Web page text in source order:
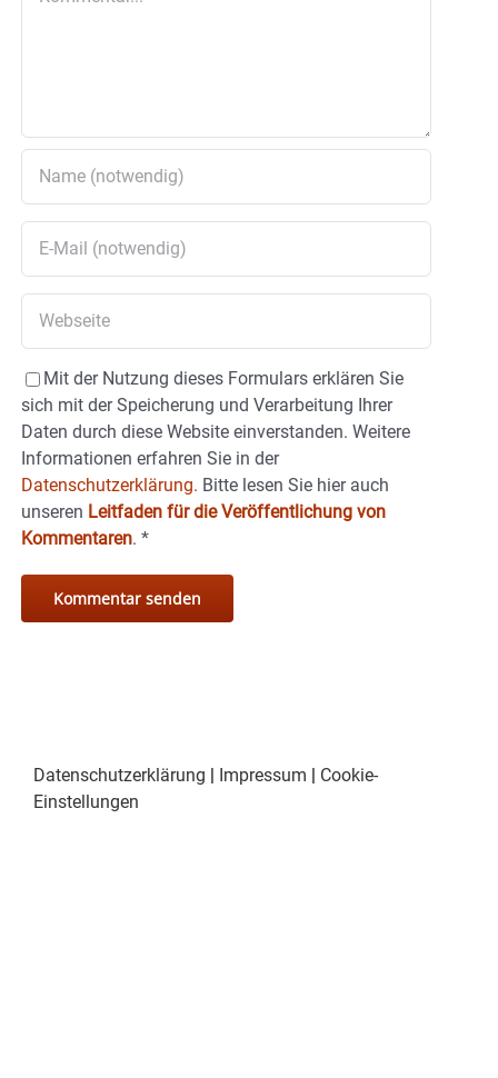
Mit der Nutzung dieses Formulars erklären Sie
sich mit der Speicherung und Verarbeitung Ihrer
Daten durch diese Website einverstanden. Weitere
Informationen erfahren Sie in der
Datenschutzerklärung. Bitte lesen Sie hier auch
unseren Leitfaden für die Veröffentlichung von
Kommentaren. *
Datenschutzerklärung | Impressum | Cookie-
Einstellungen